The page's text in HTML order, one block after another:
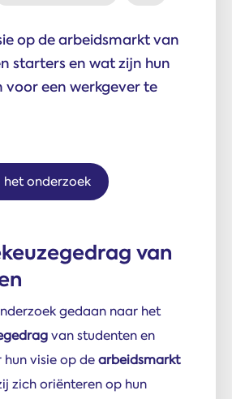
op de arbeidsmarkt van
starters en wat zijn hun
voor een werkgever te
onderzoek
van
gedaan naar het
van studenten en
visie op dearbeidsmarkt
zich oriënteren op hun